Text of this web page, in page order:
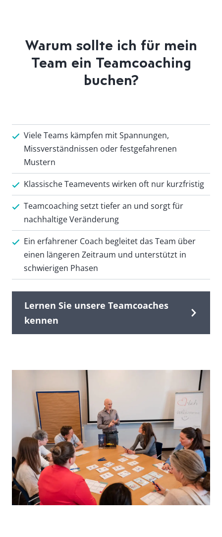
Warum sollte ich für mein
Team ein Teamcoaching
buchen?
Viele Teams kämpfen mit Spannungen,
Missverständnissen oder festgefahrenen
Mustern
Klassische Teamevents wirken oft nur kurzfristig
Teamcoaching setzt tiefer an und sorgt für
nachhaltige Veränderung
Ein erfahrener Coach begleitet das Team über
einen längeren Zeitraum und unterstützt in
schwierigen Phasen
Lernen Sie unsere Teamcoaches
kennen